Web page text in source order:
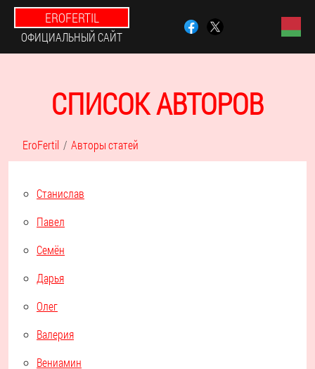
EROFERTIL
ОФИЦИАЛЬНЫЙ САЙТ
СПИСОК АВТОРОВ
EroFertil Авторы статей
Станислав
Павел
Семён
Дарья
Олег
Валерия
Вениамин